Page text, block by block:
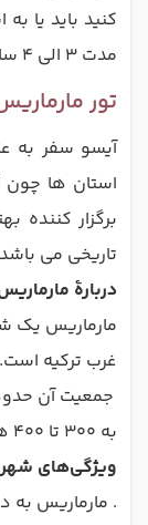
کنید باید یا
مدت 3 الی 4 ساعت خودتان را به مارماریس برسانید.
تور
آیسو سفر به
استان ها چون
برگزار کننده
تاریخی می
دربارهٔ
مارماریس یک
غرب ترکیه است.
به ۳۰۰ تا ۴۰۰ هزار نفر افزایش می‌یابد.
ویژگی‌های
. مارماریس به